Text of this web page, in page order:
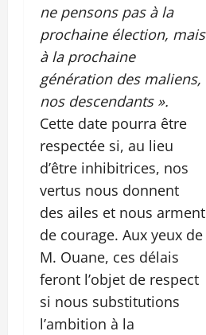
ne pensons pas à la
prochaine élection, mais
à la prochaine
génération des maliens,
nos descendants ».
Cette date pourra être
respectée si, au lieu
d’être inhibitrices, nos
vertus nous donnent
des ailes et nous arment
de courage. Aux yeux de
M. Ouane, ces délais
feront l’objet de respect
si nous substitutions
l’ambition à la